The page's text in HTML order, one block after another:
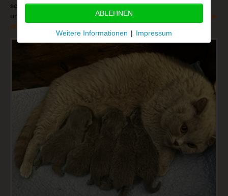
schnurren schon wie die Weltmeister. Die Babys sind total lieb
und zufrieden. 4 Kitten sind fest reserviert,
ein kleiner Bursche
ist noch frei
ABLEHNEN
Weitere Informationen | Impressum